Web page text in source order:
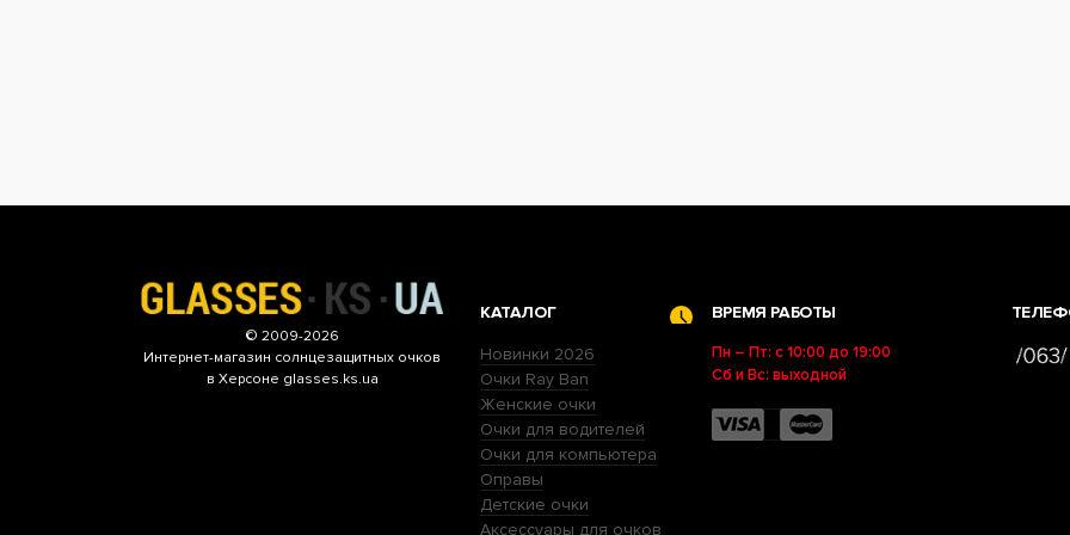
© 2009-2026
Интернет-магазин солнцезащитных очков
в Херсоне glasses.ks.ua
КАТАЛОГ
Новинки 2026
Очки Ray Ban
Женские очки
Очки для водителей
Очки для компьютера
Оправы
Детские очки
Аксессуары для очков
ВРЕМЯ РАБОТЫ
Пн – Пт: с 10:00 до 19:00
Сб и Вс: выходной